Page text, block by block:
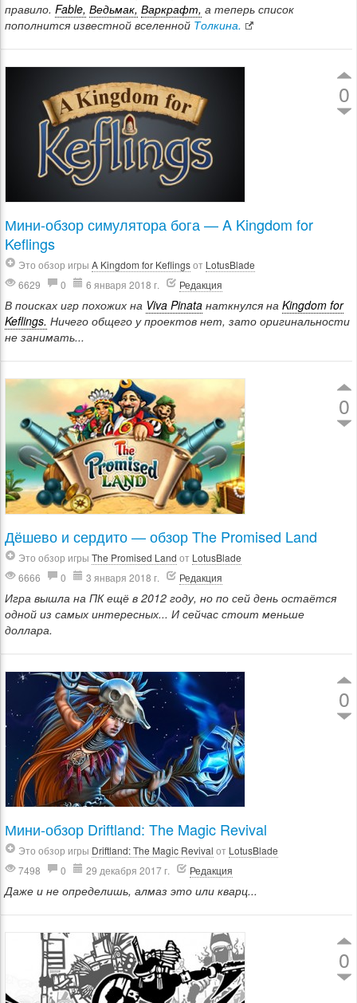
правило. Fable, Ведьмак, Варкрафт, а теперь список
пополнится известной вселенной Толкина.
0
Мини-обзор симулятора бога — A Kingdom for
Keflings
Это обзор игры A Kingdom for Keflingsот LotusBlade
6629
0 6 января 2018 г. Редакция
В поисках игр похожих на Viva Pinata наткнулся на Kingdom for
Keflings. Ничего общего у проектов нет, зато оригинальности
не занимать...
0
Дёшево и сердито — обзор The Promised Land
Это обзор игры The Promised Land от LotusBlade
6666
0 3 января 2018 г. Редакция
Игра вышла на ПК ещё в 2012 году, но по сей день остаётся
одной из самых интересных... И сейчас стоит меньше
доллара.
0
Мини-обзор Driftland: The Magic Revival
Это обзор игры Driftland: The Magic Revival от LotusBlade
7498
0 29 декабря 2017 г. Редакция
Даже и не определишь, алмаз это или кварц...
0